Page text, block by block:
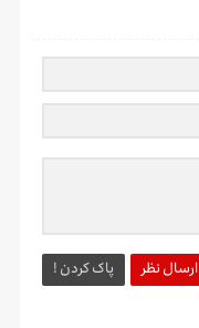
ارسال نظر پاک کردن !